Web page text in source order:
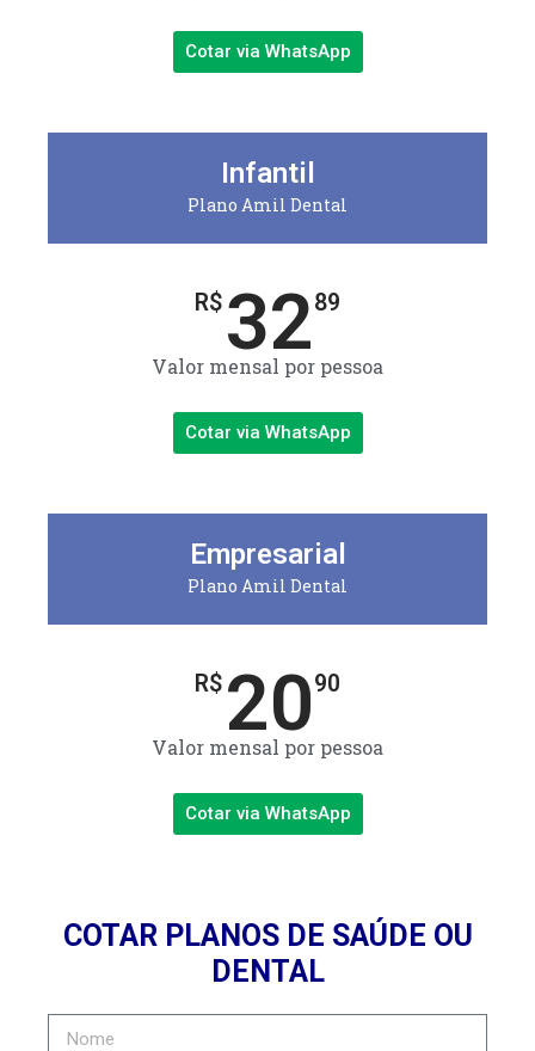
Cotar via WhatsApp
Infantil
Plano Amil Dental
R$ 3289
Valor mensal por pessoa
Cotar via WhatsApp
Empresarial
Plano Amil Dental
R$ 2090
Valor mensal por pessoa
Cotar via WhatsApp
COTAR PLANOS DE SAÚDE OU
DENTAL